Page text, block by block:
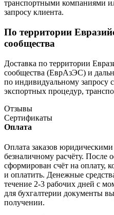
транспортными компаниями
запросу клиента.
По территории
сообщества
Доставка по территории
сообщества (ЕврАзЭС) и
по индивидуальному запросу
экспортных процедур,
Отзывы
Сертификаты
Оплата
Оплата заказов
безналичному расчёту. После
сформирован счёт на оплату,
и оплатить. Денежные
течение 2-3 рабочих дней с
для бухгалтерии документы
получении.